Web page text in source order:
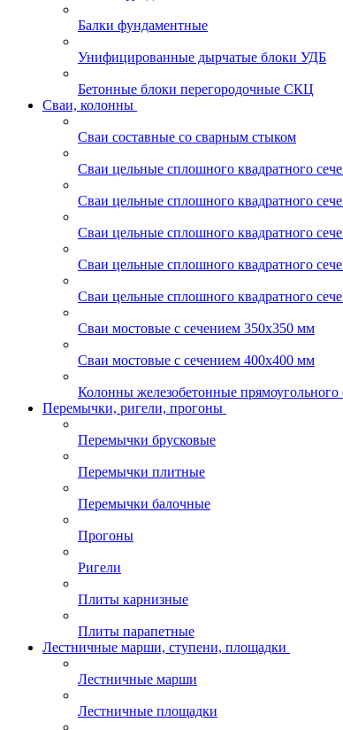
Балки фундаментные
Унифицированные дырчатые блоки УДБ
Бетонные блоки перегородочные СКЦ
Сваи, колонны
Сваи составные со сварным стыком
Сваи цельные сплошного квадратного
Сваи цельные сплошного квадратного
Сваи цельные сплошного квадратного
Сваи цельные сплошного квадратного
Сваи цельные сплошного квадратного
Сваи мостовые с сечением 350х350 мм
Сваи мостовые с сечением 400х400 мм
Колонны железобетонные прямоугольного
Перемычки, ригели, прогоны
Перемычки брусковые
Перемычки плитные
Перемычки балочные
Прогоны
Ригели
Плиты карнизные
Плиты парапетные
Лестничные марши, ступени, площадки
Лестничные марши
Лестничные площадки